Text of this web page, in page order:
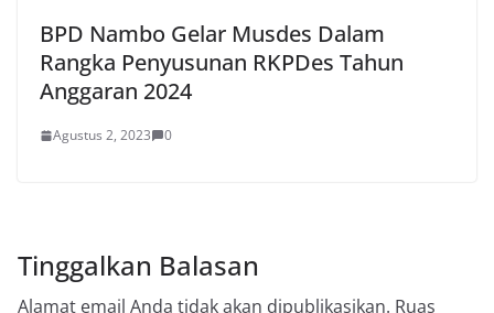
BPD Nambo Gelar Musdes Dalam
Rangka Penyusunan RKPDes Tahun
Anggaran 2024
Agustus 2, 2023 0
Tinggalkan Balasan
Alamat email Anda tidak akan dipublikasikan. Ruas